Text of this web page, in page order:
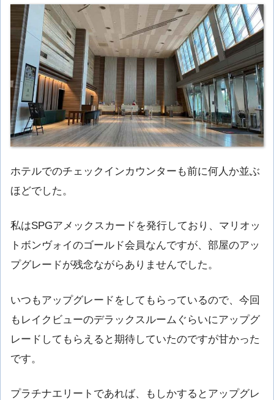
ホテルでのチェックインカウンターも前に何人か並ぶ
ほどでした。
私はSPGアメックスカードを発行しており、マリオッ
トボンヴォイのゴールド会員なんですが、部屋のアッ
プグレードが残念ながらありませんでした。
いつもアップグレードをしてもらっているので、今回
もレイクビューのデラックスルームぐらいにアップグ
レードしてもらえると期待していたのですが甘かった
です。
プラチナエリートであれば、もしかするとアップグレ